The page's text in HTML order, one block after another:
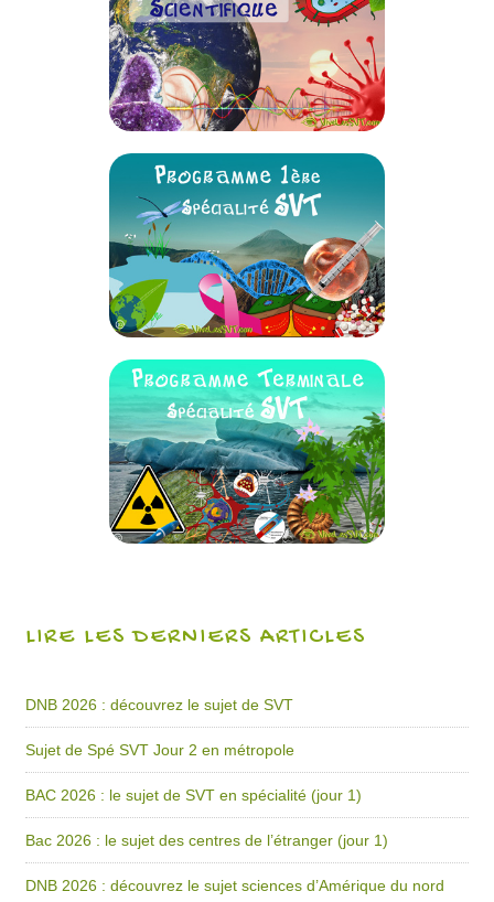
LIRE LES DERNIERS ARTICLES
DNB 2026 : découvrez le sujet de SVT
Sujet de Spé SVT Jour 2 en métropole
BAC 2026 : le sujet de SVT en spécialité (jour 1)
Bac 2026 : le sujet des centres de l’étranger (jour 1)
DNB 2026 : découvrez le sujet sciences d’Amérique du nord